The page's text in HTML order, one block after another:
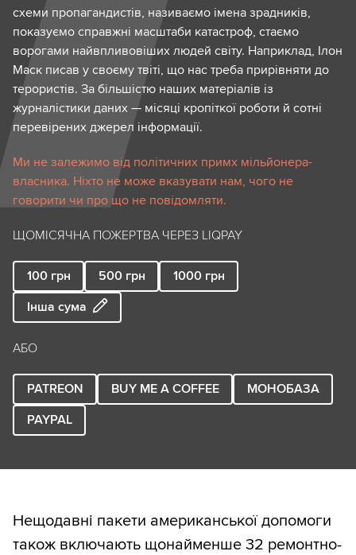
схеми пропагандистів, називаємо імена зрадників,
показуємо справжні масштаби катастроф, стаємо
ворогами найвпливовіших людей світу. Наприклад, Ілон
Маск писав у своєму твіті, що нас треба прирівняти до
терористів. За більшістю наших матеріалів із
журналістики даних — місяці кропіткої роботи й сотні
перевірених джерел інформації.
Ми не залежимо від політичних примх мільйонера-
власника. Ніхто не може вказувати нам, чого не
говорити чи про що не повідомляти.
ЩОМІСЯЧНА ПОЖЕРТВА ЧЕРЕЗ LIQPAY
100 грн 500 грн 1000 грн
Інша сума
АБО
PATREON BUY ME A COFFEE
МОНОБАЗА
PAYPAL
Нещодавні пакети американської допомоги
також включають щонайменше 32 ремонтно-